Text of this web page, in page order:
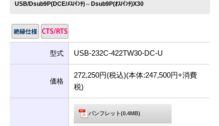
USB/Dsub9P(DCE/ﾒｽ/ｲﾝﾁ)⇔Dsub9P(ｵｽ/ｲﾝﾁ)X30
型式 USB-232C-422TW30-DC-U
価格
272,250円(税込)(本体:247,500円+消費
税)
パンフレット(0.4MB)